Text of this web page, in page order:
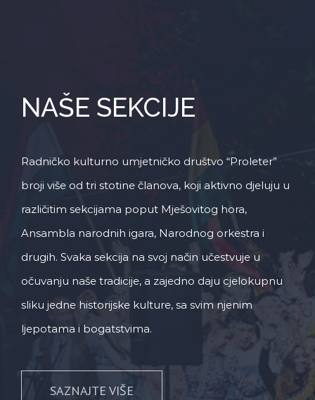
NAŠE SEKCIJE
Radničko kulturno umjetničko društvo “Proleter”
broji više od tri stotine članova, koji aktivno djeluju u
različitim sekcijama poput Mješovitog hora,
Ansambla narodnih igara, Narodnog orkestra i
drugih. Svaka sekcija na svoj način učestvuje u
očuvanju naše tradicije, a zajedno daju cjelokupnu
sliku jedne historijske kulture, sa svim njenim
ljepotama i bogatstvima.
SAZNAJTE VIŠE